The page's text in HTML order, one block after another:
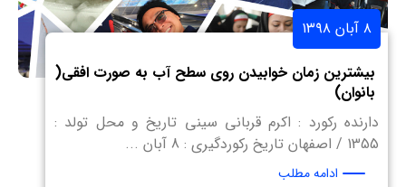
۸ آبان ۱۳۹۸
بیشترین زمان خوابیدن روی سطح آب به صورت افقی(
بانوان)
دارنده رکورد : اکرم قربانی سینی تاریخ و محل تولد :
1355 / اصفهان تاریخ رکوردگیری : 8 آبان ...
ادامه مطلب